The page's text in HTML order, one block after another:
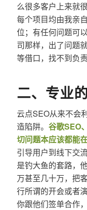
么很多客户上来就
每个项目均由我亲
位；有任何问题可
司那样，出了问题
等借口，找不到负责
二、专业
云点SEO从来不会
造陷阱。 谷歌SEO
切问题本应该都能
引导用户到线下交
是钓大鱼的套路，
万甚至几十万，把
行所谓的开会或者
你跟他们签单合作